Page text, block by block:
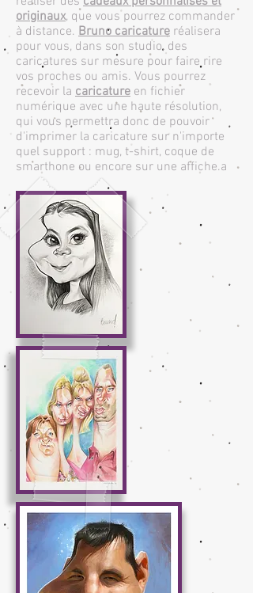
originaux, que vous pourrez commander
à distance. Bruno caricature réalisera
pour vous, dans son studio, des
caricatures sur mesure pour faire rire
vos proches ou amis. Vous pourrez
recevoir la caricature en fichier
numérique avec une haute résolution,
qui vous permettra donc de pouvoir
d'imprimer la caricature sur n'importe
quel support : mug, t-shirt, coque de
smarthone ou encore sur une affiche.a